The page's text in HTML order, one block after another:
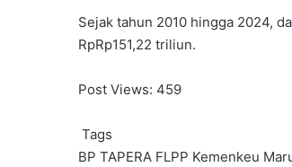
Sejak tahun 2010 hingga 2024,
RpRp151,22 triliun.
Post Views: 459
Tags
BP TAPERA FLPP Kemenkeu